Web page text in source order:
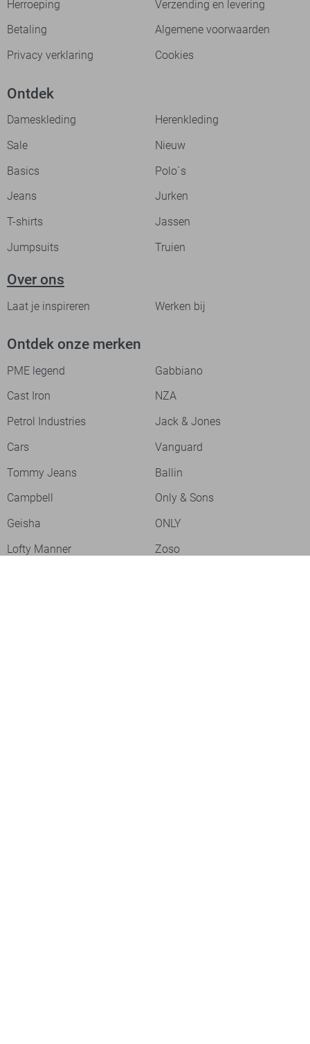
Herroeping
Verzending en levering
Betaling
Algemene voorwaarden
Privacy verklaring
Cookies
Ontdek
Dameskleding
Herenkleding
Sale
Nieuw
Basics
Polo`s
Jeans
Jurken
T-shirts
Jassen
Jumpsuits
Truien
Over ons
Laat je inspireren Werken bij
Ontdek onze merken
PME legend
Gabbiano
Cast Iron
NZA
Petrol Industries
Jack & Jones
Cars
Vanguard
Tommy Jeans
Ballin
Campbell
Only & Sons
Geisha
ONLY
Lofty Manner
Zoso